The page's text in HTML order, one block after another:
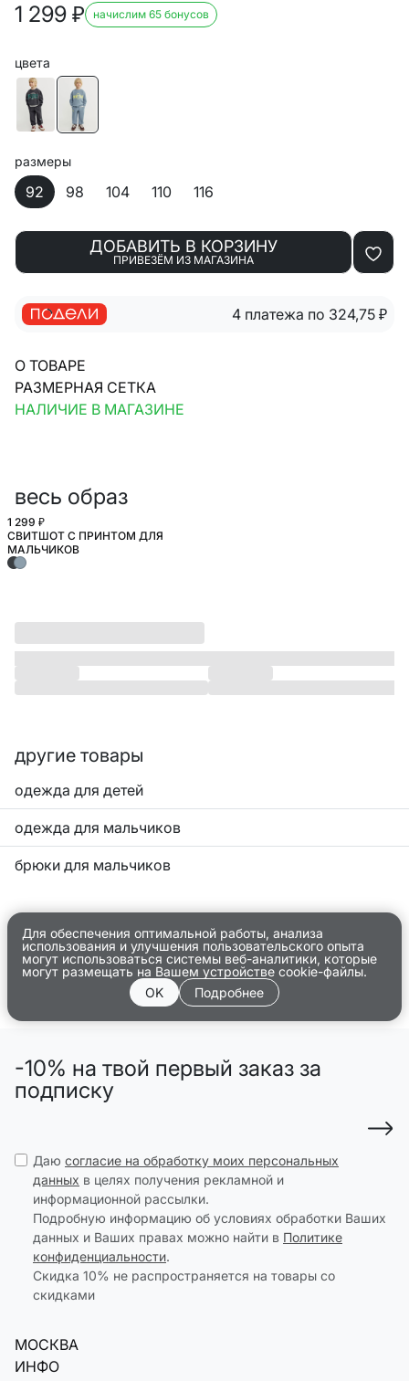
1 299 ₽ начислим 65 бонусов
цвета
размеры
92 98 104 110 116
ДОБАВИТЬ В КОРЗИНУ
ПРИВЕЗЁМ ИЗ МАГАЗИНА
4 платежа по 324,75 ₽
О ТОВАРЕ
РАЗМЕРНАЯ СЕТКА
НАЛИЧИЕ В МАГАЗИНЕ
весь образ
1 299 ₽
СВИТШОТ С ПРИНТОМ ДЛЯ
МАЛЬЧИКОВ
другие товары
одежда для детей
одежда для мальчиков
брюки для мальчиков
Для обеспечения оптимальной работы, анализа
использования и улучшения пользовательского опыта
могут использоваться системы веб-аналитики, которые
могут размещать на Вашем устройстве cookie-файлы.
OK
Подробнее
-10% на твой первый заказ за
подписку
Даю согласие на обработку моих персональных
данных в целях получения рекламной и
информационной рассылки.
Подробную информацию об условиях обработки Ваших
данных и Ваших правах можно найти в Политике
конфиденциальности.
Скидка 10% не распространяется на товары со
скидками
МОСКВА
ИНФО